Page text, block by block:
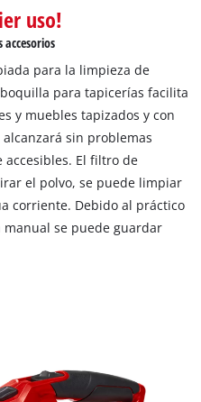
uso!
accesorios
para la limpieza de
para tapicerías facilita
y muebles tapizados y con
sin problemas
El filtro de
el polvo, se puede limpiar
corriente. Debido al práctico
se puede guardar